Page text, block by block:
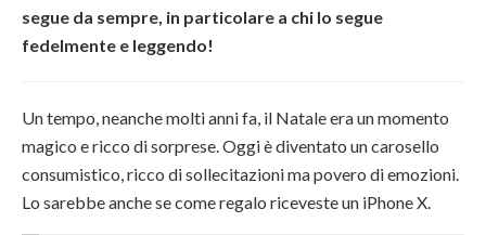
segue da sempre, in particolare a chi lo segue
fedelmente e leggendo!
Un tempo, neanche molti anni fa, il Natale era un momento
magico e ricco di sorprese. Oggi è diventato un carosello
consumistico, ricco di sollecitazioni ma povero di emozioni.
Lo sarebbe anche se come regalo riceveste un iPhone X.